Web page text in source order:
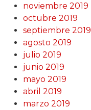
noviembre 2019
octubre 2019
septiembre 2019
agosto 2019
julio 2019
junio 2019
mayo 2019
abril 2019
marzo 2019